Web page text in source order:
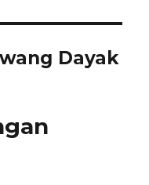
Dayak